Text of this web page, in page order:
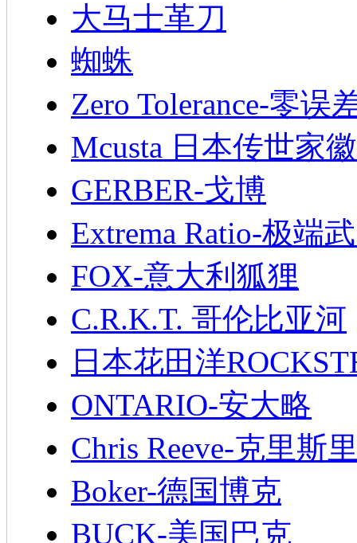
大马士革刀
蜘蛛
Zero Tolerance-零误
Mcusta 日本传世家徽
GERBER-戈博
Extrema Ratio-极端
FOX-意大利狐狸
C.R.K.T. 哥伦比亚河
日本花田洋
ONTARIO-安大略
Chris Reeve-克里斯
Boker-德国博克
BUCK-美国巴克